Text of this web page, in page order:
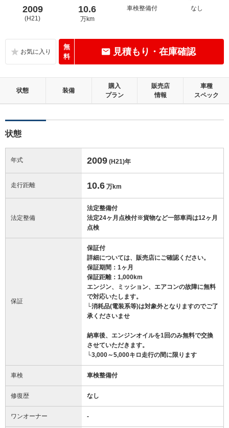
2009
(H21)
10.6
万km
車検整備付
なし
無
料
見積もり・在庫確認
状態 装備
購入
プラン
販売店
情報
車種
スペック
状態
年式 2009 (H21)年
走行距離 10.6 万km
法定整備
法定整備付
法定24ヶ月点検付※貨物など一部車両は12ヶ月
点検
保証
保証付
詳細については、販売店にご確認ください。
保証期間：1ヶ月
保証距離：1,000km
エンジン、ミッション、エアコンの故障に無料
で対応いたします。
└消耗品(電装系等)は対象外となりますのでご了
承くださいませ
納車後、エンジンオイルを1回のみ無料で交換
させていただきます。
└3,000～5,000キロ走行の間に限ります
車検 車検整備付
修復歴 なし
ワンオーナー -